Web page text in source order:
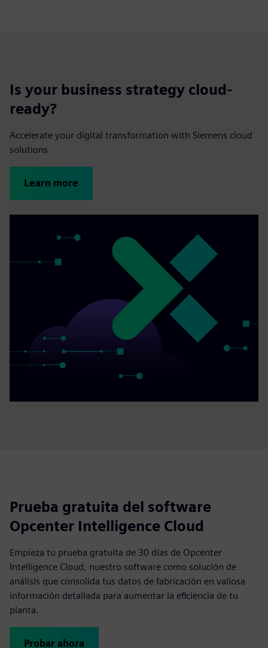
Is your business strategy cloud-
ready?
Accelerate your digital transformation with Siemens cloud
solutions
Learn more
Prueba gratuita del software
Opcenter Intelligence Cloud
Empieza tu prueba gratuita de 30 días de Opcenter
Intelligence Cloud, nuestro software como solución de
análisis que consolida tus datos de fabricación en valiosa
información detallada para aumentar la eficiencia de tu
planta.
Probar ahora